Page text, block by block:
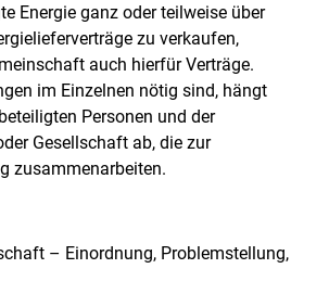
Energie ganz oder teilweise über
zu verkaufen,
auch hierfür Verträge.
im Einzelnen nötig sind, hängt
Personen und der
Gesellschaft ab, die zur
zusammenarbeiten.
– Einordnung, Problemstellung,